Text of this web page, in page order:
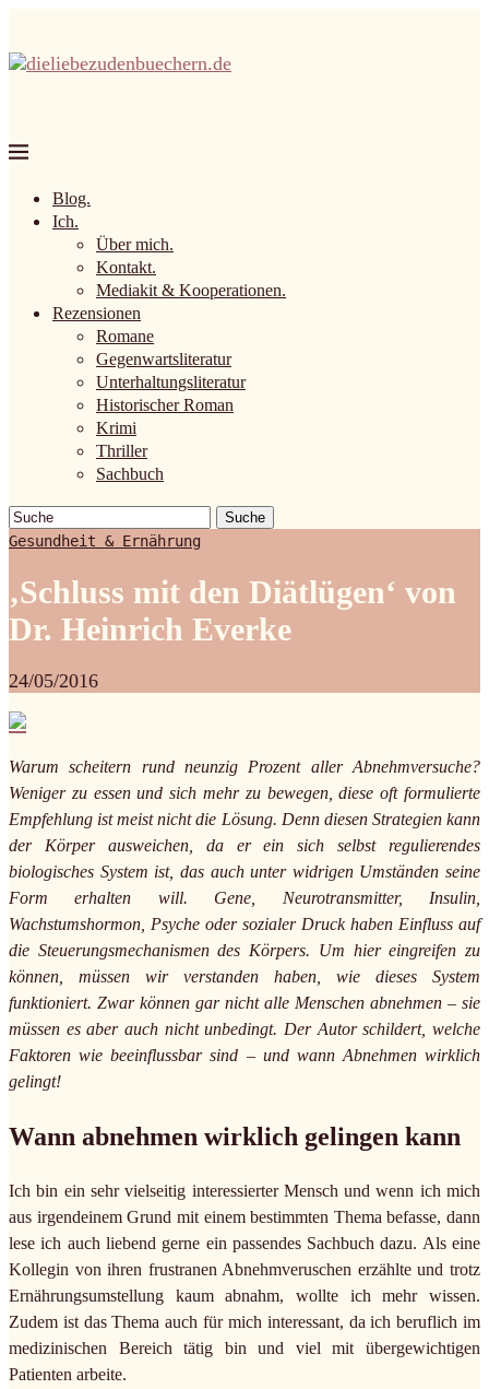
Blog.
Ich.
Über mich.
Kontakt.
Mediakit & Kooperationen.
Rezensionen
Romane
Gegenwartsliteratur
Unterhaltungsliteratur
Historischer Roman
Krimi
Thriller
Sachbuch
Suche
Gesundheit & Ernährung
‚Schluss mit den Diätlügen‘ von
Dr. Heinrich Everke
24/05/2016
Warum scheitern rund neunzig Prozent aller Abnehmversuche?
Weniger zu essen und sich mehr zu bewegen, diese oft formulierte
Empfehlung ist meist nicht die Lösung. Denn diesen Strategien kann
der Körper ausweichen, da er ein sich selbst regulierendes
biologisches System ist, das auch unter widrigen Umständen seine
Form erhalten will. Gene, Neurotransmitter, Insulin,
Wachstumshormon, Psyche oder sozialer Druck haben Einfluss auf
die Steuerungsmechanismen des Körpers. Um hier eingreifen zu
können, müssen wir verstanden haben, wie dieses System
funktioniert. Zwar können gar nicht alle Menschen abnehmen – sie
müssen es aber auch nicht unbedingt. Der Autor schildert, welche
Faktoren wie beeinflussbar sind – und wann Abnehmen wirklich
gelingt!
Wann abnehmen wirklich gelingen kann
Ich bin ein sehr vielseitig interessierter Mensch und wenn ich mich
aus irgendeinem Grund mit einem bestimmten Thema befasse, dann
lese ich auch liebend gerne ein passendes Sachbuch dazu. Als eine
Kollegin von ihren frustranen Abnehmveruschen erzählte und trotz
Ernährungsumstellung kaum abnahm, wollte ich mehr wissen.
Zudem ist das Thema auch für mich interessant, da ich beruflich im
medizinischen Bereich tätig bin und viel mit übergewichtigen
Patienten arbeite.